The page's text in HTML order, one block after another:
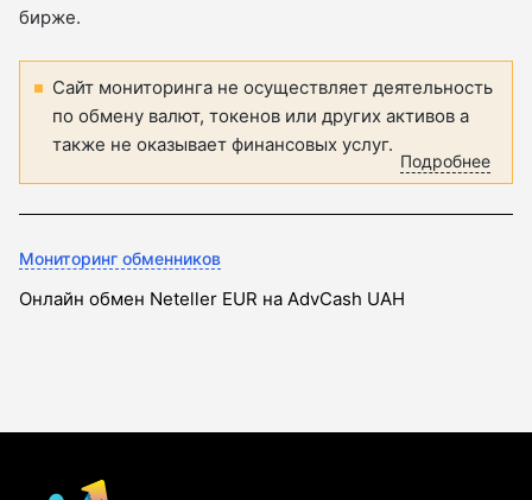
бирже.
Сайт мониторинга не осуществляет деятельность
по обмену валют, токенов или других активов а
также не оказывает финансовых услуг.
Подробнее
Мониторинг обменников
Онлайн обмен Neteller EUR на AdvCash UAH